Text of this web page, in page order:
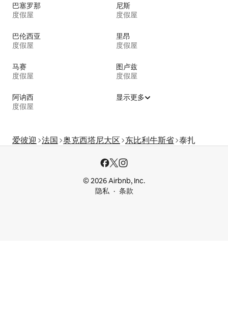
巴塞罗那
度假屋
尼斯
度假屋
巴伦西亚
度假屋
里昂
度假屋
马赛
度假屋
图卢兹
度假屋
阿讷西
度假屋
显示更多
爱彼迎 法国 奥克西塔尼大区 东比利牛斯省 泰扎
© 2026 Airbnb, Inc.
隐私
条款